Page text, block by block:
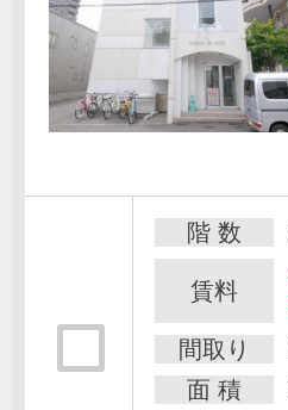
階 数
賃料
間取り
面 積